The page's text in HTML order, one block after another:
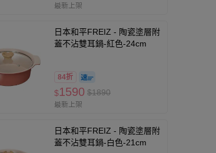
最新上架
日本和平FREIZ - 陶瓷塗層附
蓋不沾雙耳鍋-紅色-24cm
84折
$1590 $1890
最新上架
日本和平FREIZ - 陶瓷塗層附
蓋不沾雙耳鍋-白色-21cm